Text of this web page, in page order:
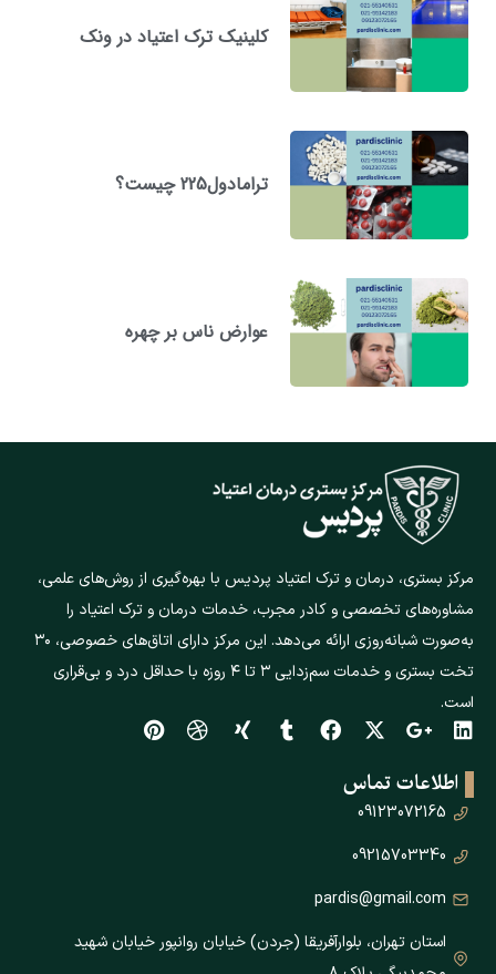
کلینیک ترک اعتیاد در ونک
ترامادول225 چیست؟
عوارض ناس بر چهره
مرکز بستری، درمان و ترک اعتیاد پردیس با بهره‌گیری از روش‌های علمی،
مشاوره‌های تخصصی و کادر مجرب، خدمات درمان و ترک اعتیاد را
به‌صورت شبانه‌روزی ارائه می‌دهد. این مرکز دارای اتاق‌های خصوصی، ۳۰
تخت بستری و خدمات سم‌زدایی ۳ تا ۴ روزه با حداقل درد و بی‌قراری
است.
اطلاعات تماس
09123072165
09215703340
pardis@gmail.com
استان تهران، بلوارآفریقا (جردن) خیابان روانپور خیابان شهید